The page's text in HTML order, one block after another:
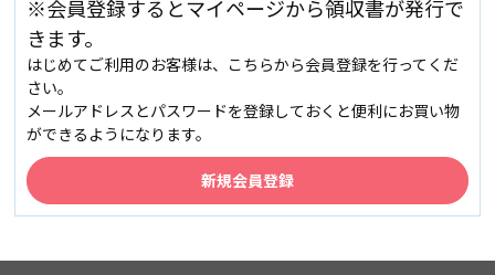
※会員登録するとマイページから領収書が発行で
きます。
はじめてご利用のお客様は、こちらから会員登録を行ってくだ
さい。
メールアドレスとパスワードを登録しておくと便利にお買い物
ができるようになります。